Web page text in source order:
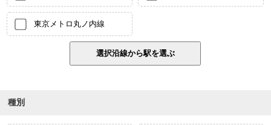
東京メトロ丸ノ内線
種別